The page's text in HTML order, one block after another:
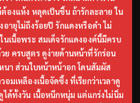
องแห้ง หลุดเป็นชิ้น ถ้ารักละลาย ใน
อายุไม่ถึงร้อยปี รักแดงหรือดำ ไม่
นเนื้อพระ สมเด็จรักแดงองค์นี้มีครบ
ย ครบสูตร ดูง่ายด้านหน้าที่รักร่อน
นา ส่วนใบหน้าหน้าอก โดนสัมผัส
อมเหลืองเนื้อจัดซึ้ง ที่เรียกว่าเวลาดู
ได้ทั้งวัน เนื้อหนึกหนุ่ม แต่แกร่งไม่นิ่ม